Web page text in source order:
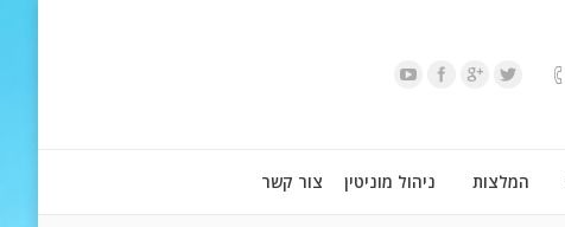
המלצות ניהול מוניטין צור קשר